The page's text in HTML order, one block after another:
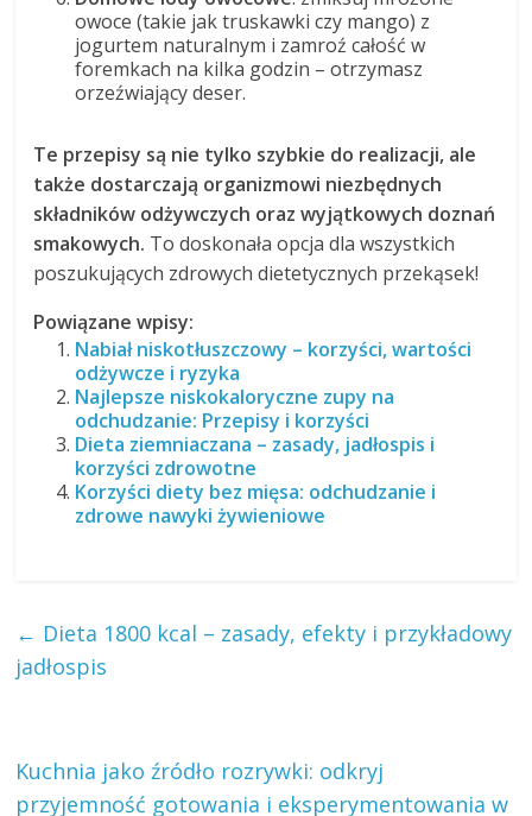
owoce (takie jak truskawki czy mango) z
jogurtem naturalnym i zamroź całość w
foremkach na kilka godzin – otrzymasz
orzeźwiający deser.
Te przepisy są nie tylko szybkie do realizacji, ale
także dostarczają organizmowi niezbędnych
składników odżywczych oraz wyjątkowych doznań
smakowych. To doskonała opcja dla wszystkich
poszukujących zdrowych dietetycznych przekąsek!
Powiązane wpisy:
Nabiał niskotłuszczowy – korzyści, wartości
odżywcze i ryzyka
Najlepsze niskokaloryczne zupy na
odchudzanie: Przepisy i korzyści
Dieta ziemniaczana – zasady, jadłospis i
korzyści zdrowotne
Korzyści diety bez mięsa: odchudzanie i
zdrowe nawyki żywieniowe
← Dieta 1800 kcal – zasady, efekty i przykładowy
jadłospis
Kuchnia jako źródło rozrywki: odkryj
przyjemność gotowania i eksperymentowania w